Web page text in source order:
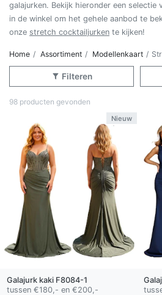
galajurken. Bekijk hieronder een selectie
in de winkel om het gehele aanbod te
onze stretch cocktailjurken te kijken!
Home Assortiment Modellenkaart
Filteren
98 producten gevonden
Nieuw
Galajurk kakiF8084-1
tussen €180,- en €200,-